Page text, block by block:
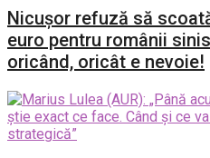
Nicușor refuză să
euro pentru românii
oricând, oricât e nevoie!